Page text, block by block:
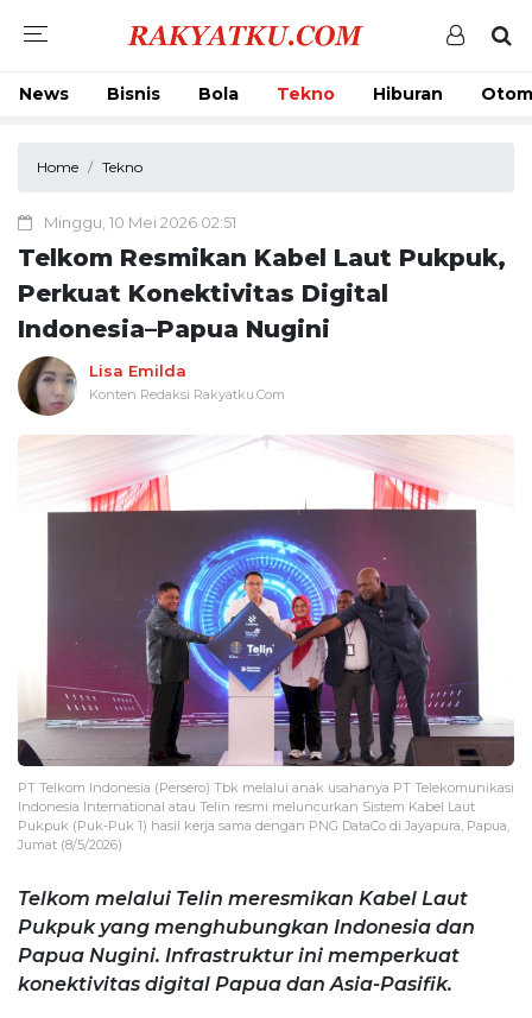
News Bisnis Bola Tekno Hiburan
Home Tekno
Minggu, 10 Mei 2026 02:51
Telkom Resmikan Kabel Laut Pukpuk,
Perkuat Konektivitas Digital
Indonesia–Papua Nugini
Lisa Emilda
Konten Redaksi Rakyatku.Com
PT Telkom Indonesia (Persero) Tbk melalui anak usahanya PT Telekomunikasi
Indonesia International atau Telin resmi meluncurkan Sistem Kabel Laut
Pukpuk (Puk-Puk 1) hasil kerja sama dengan PNG DataCo di Jayapura, Papua,
Jumat (8/5/2026)
Telkom melalui Telin meresmikan Kabel Laut
Pukpuk yang menghubungkan Indonesia dan
Papua Nugini. Infrastruktur ini memperkuat
konektivitas digital Papua dan Asia-Pasifik.